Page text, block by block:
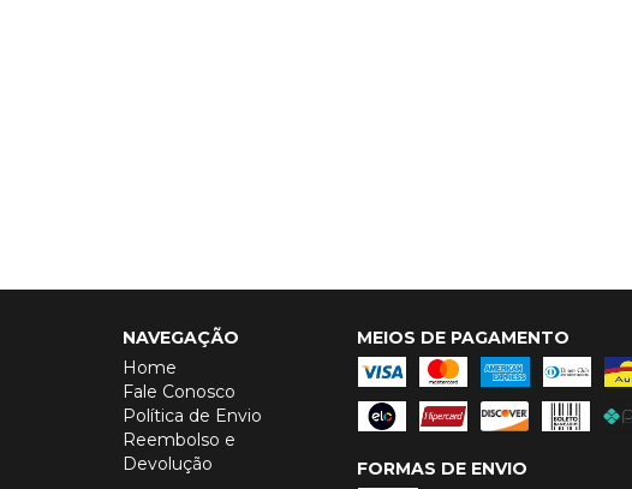
NAVEGAÇÃO
Home
Fale Conosco
Política de Envio
Reembolso e
Devolução
MEIOS DE PAGAMENTO
FORMAS DE ENVIO